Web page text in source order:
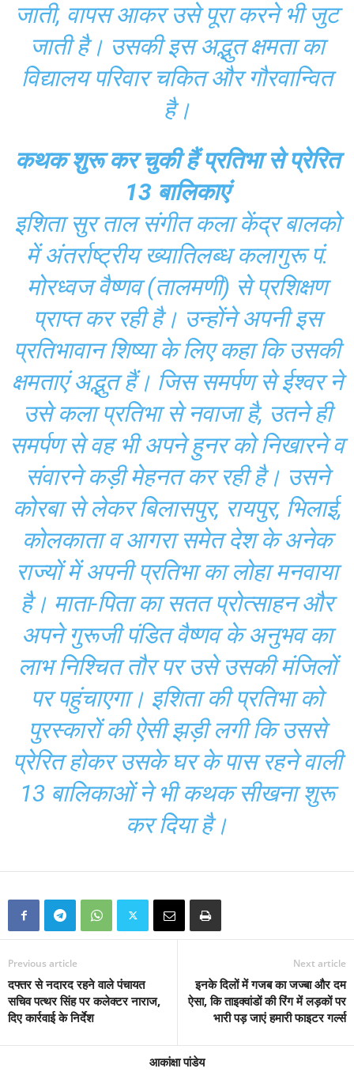
जाती, वापस आकर उसे पूरा करने भी जुट
जाती है। उसकी इस अद्भुत क्षमता का
विद्यालय परिवार चकित और गौरवान्वित
है।
कथक शुरू कर चुकी हैं प्रतिभा से प्रेरित
13 बालिकाएं
इशिता सुर ताल संगीत कला केंद्र बालको
में अंतर्राष्ट्रीय ख्यातिलब्ध कलागुरू पं.
मोरध्वज वैष्णव (तालमणी) से प्रशिक्षण
प्राप्त कर रही है। उन्होंने अपनी इस
प्रतिभावान शिष्या के लिए कहा कि उसकी
क्षमताएं अद्भुत हैं। जिस समर्पण से ईश्वर ने
उसे कला प्रतिभा से नवाजा है, उतने ही
समर्पण से वह भी अपने हुनर को निखारने व
संवारने कड़ी मेहनत कर रही है। उसने
कोरबा से लेकर बिलासपुर, रायपुर, भिलाई,
कोलकाता व आगरा समेत देश के अनेक
राज्यों में अपनी प्रतिभा का लोहा मनवाया
है। माता-पिता का सतत प्रोत्साहन और
अपने गुरूजी पंडित वैष्णव के अनुभव का
लाभ निश्चित तौर पर उसे उसकी मंजिलों
पर पहुंचाएगा। इशिता की प्रतिभा को
पुरस्कारों की ऐसी झड़ी लगी कि उससे
प्रेरित होकर उसके घर के पास रहने वाली
13 बालिकाओं ने भी कथक सीखना शुरू
कर दिया है।
Previous article
दफ्तर से नदारद रहने वाले पंचायत
सचिव पत्थर सिंह पर कलेक्टर नाराज,
दिए कार्रवाई के निर्देश
Next article
इनके दिलों में गजब का जज्बा और दम
ऐसा, कि ताइक्वांडों की रिंग में लड़कों पर
भारी पड़ जाएं हमारी फाइटर गर्ल्स
आकांक्षा पांडेय